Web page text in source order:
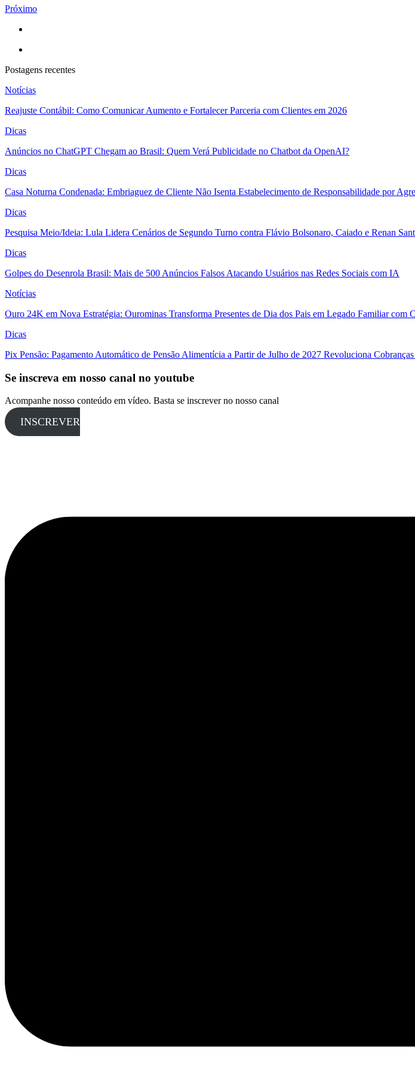
Próximo
Postagens recentes
Notícias
Reajuste Contábil: Como Comunicar Aumento e Fortalecer Parceria com Clientes em 2026
Dicas
Anúncios no ChatGPT Chegam ao Brasil: Quem Verá Publicidade no Chatbot da OpenAI?
Dicas
Casa Noturna Condenada: Embriaguez de Cliente Não Isenta Estabelecimento de Responsabilidade por
Dicas
Pesquisa Meio/Ideia: Lula Lidera Cenários de Segundo Turno contra Flávio Bolsonaro, Caiado e Renan
Dicas
Golpes do Desenrola Brasil: Mais de 500 Anúncios Falsos Atacando Usuários nas Redes Sociais com IA
Notícias
Ouro 24K em Nova Estratégia: Ourominas Transforma Presentes de Dia dos Pais em Legado Familiar com
Dicas
Pix Pensão: Pagamento Automático de Pensão Alimentícia a Partir de Julho de 2027 Revoluciona
Se inscreva em nosso canal no youtube
Acompanhe nosso conteúdo em vídeo. Basta se inscrever no nosso canal
INSCREVER